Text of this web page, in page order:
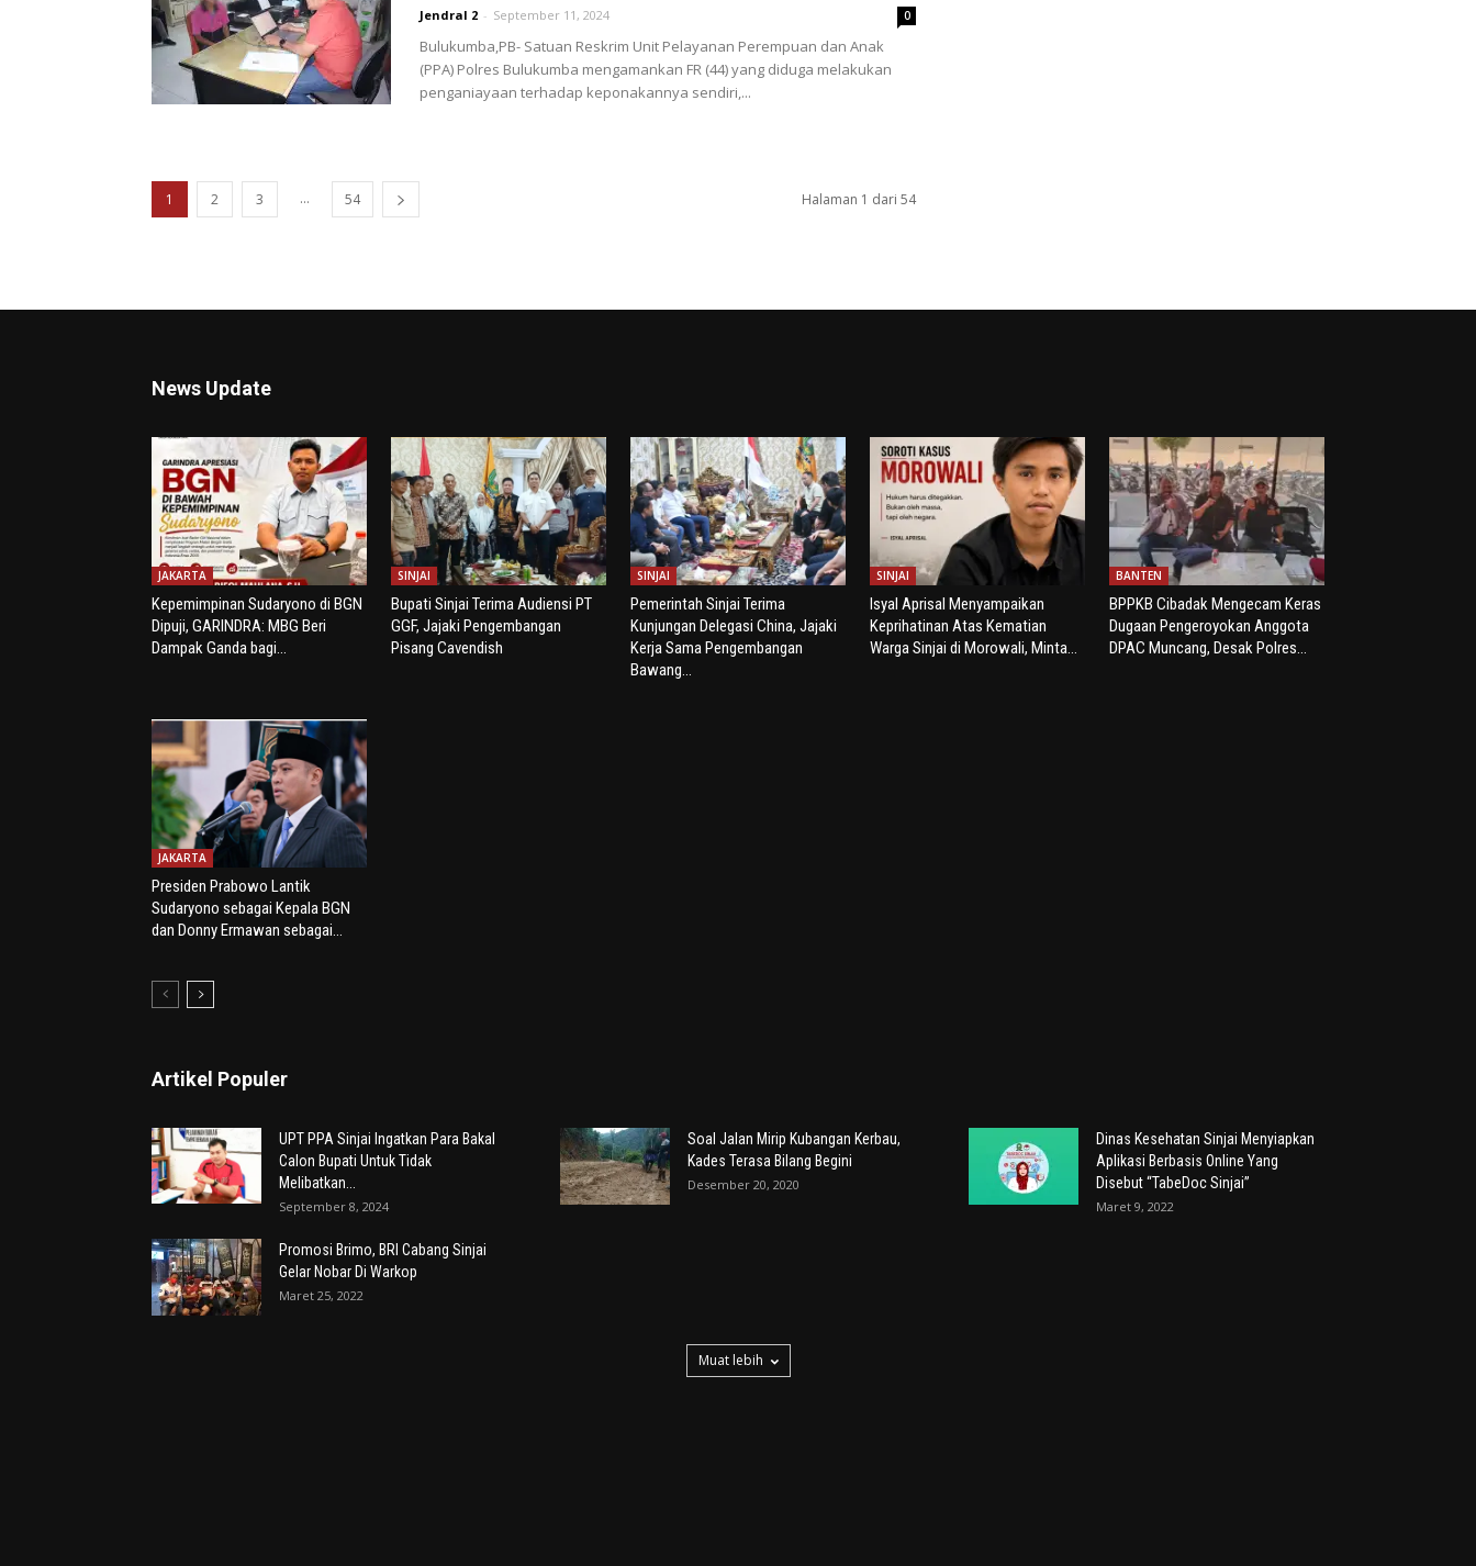
Jendral 2 - September 11, 2024 0
Bulukumba,PB- Satuan Reskrim Unit Pelayanan Perempuan dan Anak
(PPA) Polres Bulukumba mengamankan FR (44) yang diduga melakukan
penganiayaan terhadap keponakannya sendiri,...
1 2 3 ... 54 Halaman 1 dari 54
News Update
JAKARTA
Kepemimpinan Sudaryono di BGN
Dipuji, GARINDRA: MBG Beri
Dampak Ganda bagi...
SINJAI
Bupati Sinjai Terima Audiensi PT
GGF, Jajaki Pengembangan
Pisang Cavendish
SINJAI
Pemerintah Sinjai Terima
Kunjungan Delegasi China, Jajaki
Kerja Sama Pengembangan
Bawang...
SINJAI
Isyal Aprisal Menyampaikan
Keprihatinan Atas Kematian
Warga Sinjai di Morowali, Minta...
BANTEN
BPPKB Cibadak Mengecam Keras
Dugaan Pengeroyokan Anggota
DPAC Muncang, Desak Polres...
JAKARTA
Presiden Prabowo Lantik
Sudaryono sebagai Kepala BGN
dan Donny Ermawan sebagai...
Artikel Populer
UPT PPA Sinjai Ingatkan Para Bakal
Calon Bupati Untuk Tidak
Melibatkan...
September 8, 2024
Soal Jalan Mirip Kubangan Kerbau,
Kades Terasa Bilang Begini
Desember 20, 2020
Dinas Kesehatan Sinjai Menyiapkan
Aplikasi Berbasis Online Yang
Disebut “TabeDoc Sinjai”
Maret 9, 2022
Promosi Brimo, BRI Cabang Sinjai
Gelar Nobar Di Warkop
Maret 25, 2022
Muat lebih